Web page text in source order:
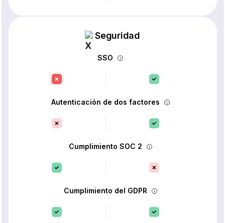
Seguridad
SSO
Autenticación de dos factores
Cumplimiento SOC 2
Cumplimiento del GDPR